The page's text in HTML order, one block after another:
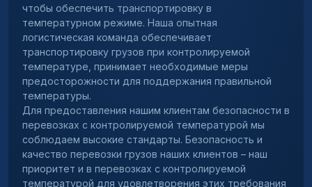
чтобы обеспечить транспортировку в
температурном режиме. Наша опытная
логистическая команда обеспечивает
транспортировку грузов при контролируемой
температуре, принимает необходимые меры
предосторожности для поддержания правильной
температуры.
Для предоставления нашим клиентам безопасности в
перевозках с контролируемой температурой мы
соблюдаем высокие стандарты. Безопасность и
качество перевозки грузов наших клиентов – наш
приоритет и в перевозках с контролируемой
температурой для удовлетворения этих требования